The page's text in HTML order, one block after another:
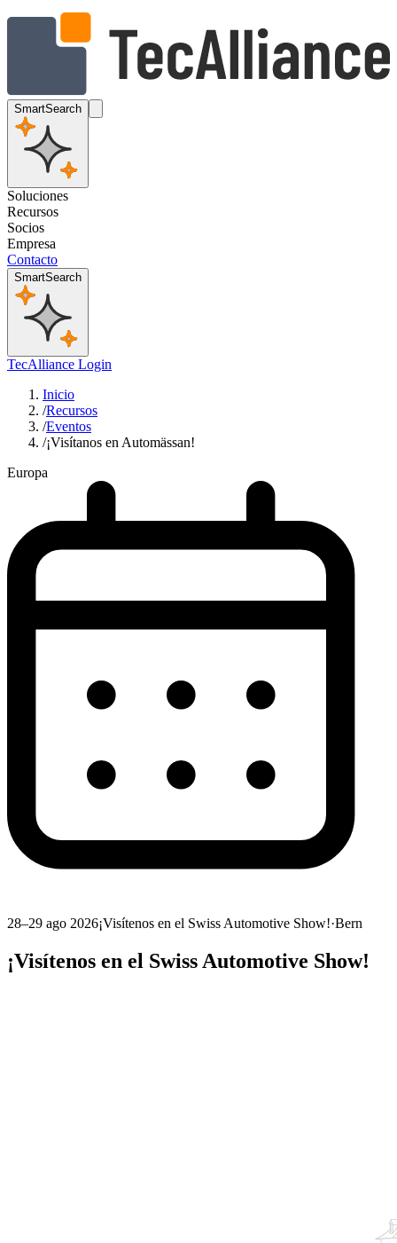
SmartSearch
Soluciones
Recursos
Socios
Empresa
Contacto
SmartSearch
TecAlliance Login
Inicio
/Recursos
/Eventos
/¡Visítanos en Automässan!
Europa
28–29 ago 2026¡Visítenos en el Swiss Automotive Show!·Bern
¡Visítenos en el Swiss Automotive Show!